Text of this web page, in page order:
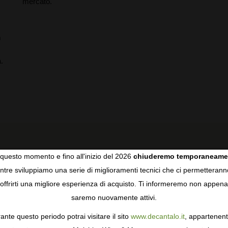
RECENSIONI DEGLI UTENTI
COOKIES
come i cookie per personalizzare e mejorar la tua
sulla privacy
per saperne di più, o gestisci le tue
Consenso.
momento e fino all'inizio del 2026 chiuderemo
sviluppiamo una serie di miglioramenti tecnici che ci
offrirti una migliore esperienza di acquisto. Ti informeremo non appena
saremo nuovamente attivi.
questo periodo potrai visitare il sito www.decantalo.it,